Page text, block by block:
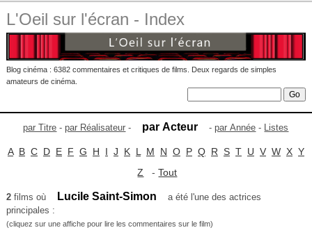
L'Oeil sur l'écran - Index
Blog cinéma : 6382 commentaires et critiques de films. Deux regards de simples
amateurs de cinéma.
par Titre -par Réalisateur - par Acteur -par Année - Listes
A B C D E F G H I J K L M N O P Q R S T U V W X Y
Z -Tout
2films où Lucile Saint-Simon
a été l'une des actrices
principales :
(cliquez sur une affiche pour lire les commentaires sur le film)